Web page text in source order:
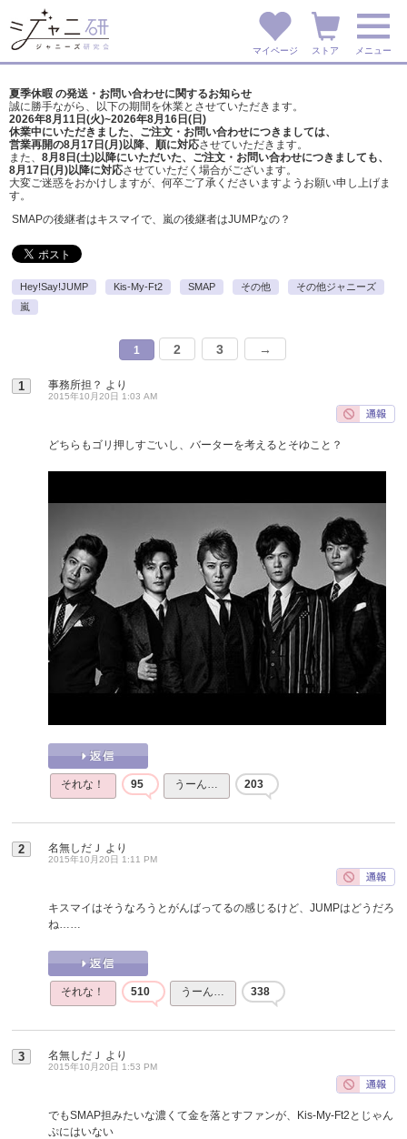
マイページ ストア メニュー
夏季休暇 の発送・お問い合わせに関するお知らせ
誠に勝手ながら、以下の期間を休業とさせていただきます。
2026年8月11日(火)~2026年8月16日(日)
休業中にいただきました、ご注文・お問い合わせにつきましては、
営業再開の8月17日(月)以降、順に対応させていただきます。
また、 8月8日(土)以降にいただいた、ご注文・ お問い合わせにつきましても、
8月17日(月)以降に対応させていただく場合がございます。
大変ご迷惑をおかけしますが、 何卒ご了承くださいますようお願い申し上げま
す。
SMAPの後継者はキスマイで、嵐の後継者はJUMPなの？
Hey!Say!JUMP Kis-My-Ft2 SMAP その他
その他ジャニーズ
嵐
1 2 3 →
1 事務所担？ より
2015年10月20日 1:03 AM
どちらもゴリ押しすごいし、バーターを考えるとそゆこと？
それな！ 95 うーん… 203
2 名無しだＪ より
2015年10月20日 1:11 PM
キスマイはそうなろうとがんばってるの感じるけど、JUMPはどうだろ
ね……
それな！ 510 うーん… 338
3 名無しだＪ より
2015年10月20日 1:53 PM
でもSMAP担みたいな濃くて金を落とすファンが、Kis-My-Ft2とじゃん
ぷにはいない